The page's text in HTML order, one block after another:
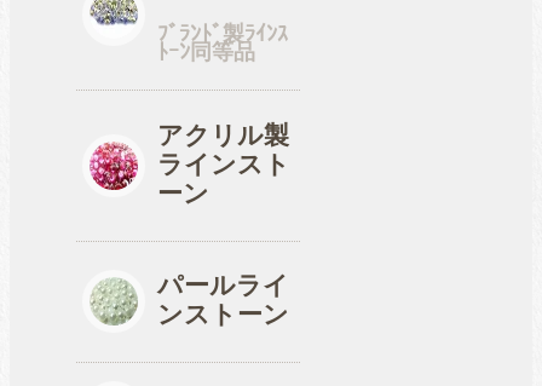
工具
便利品
収納ケース
ﾌﾞﾗﾝﾄﾞ製ﾗｲﾝｽ
ﾄｰﾝ同等品
アクリル製
ラインスト
ーン
パールライ
ンストーン